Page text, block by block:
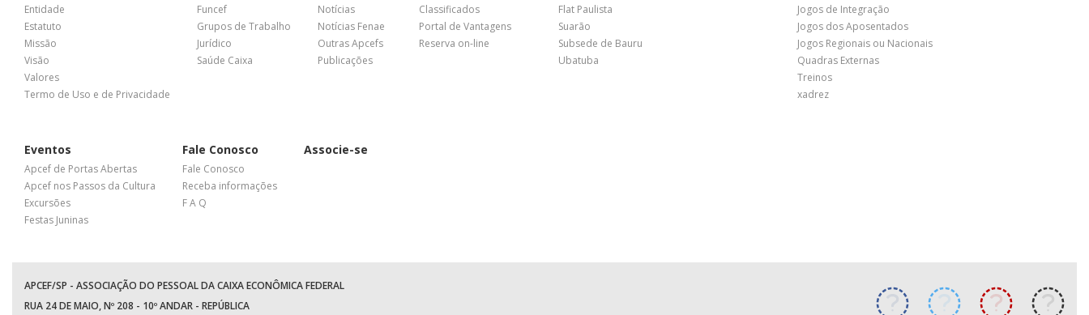
Entidade
Estatuto
Missão
Visão
Valores
Termo de Uso e de Privacidade
Funcef
Grupos de Trabalho
Jurídico
Saúde Caixa
Notícias
Notícias Fenae
Outras Apcefs
Publicações
Classificados
Portal de Vantagens
Reserva on-line
Flat Paulista
Suarão
Subsede de Bauru
Ubatuba
Jogos de Integração
Jogos dos Aposentados
Jogos Regionais ou Nacionais
Quadras Externas
Treinos
xadrez
Eventos
Apcef de Portas Abertas
Apcef nos Passos da Cultura
Excursões
Festas Juninas
Fale Conosco
Fale Conosco
Receba informações
F A Q
Associe-se
APCEF/SP - ASSOCIAÇÃO DO PESSOAL DA CAIXA ECONÔMICA FEDERAL
RUA 24 DE MAIO, Nº 208 - 10º ANDAR - REPÚBLICA
Acessar
Acessar